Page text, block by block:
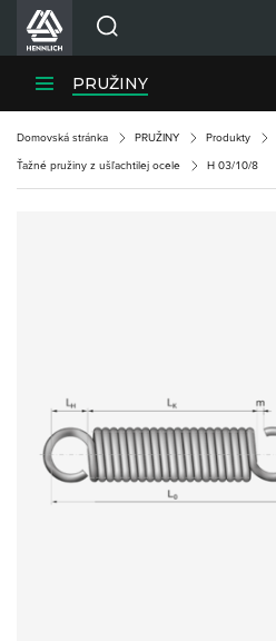
Divízie HENNLICH
Kariéra
Partner Zone
PRUŽINY
Domovská stránka PRUŽINY Produkty
Ťažné pružiny z ušľachtilej ocele H 03/10/8